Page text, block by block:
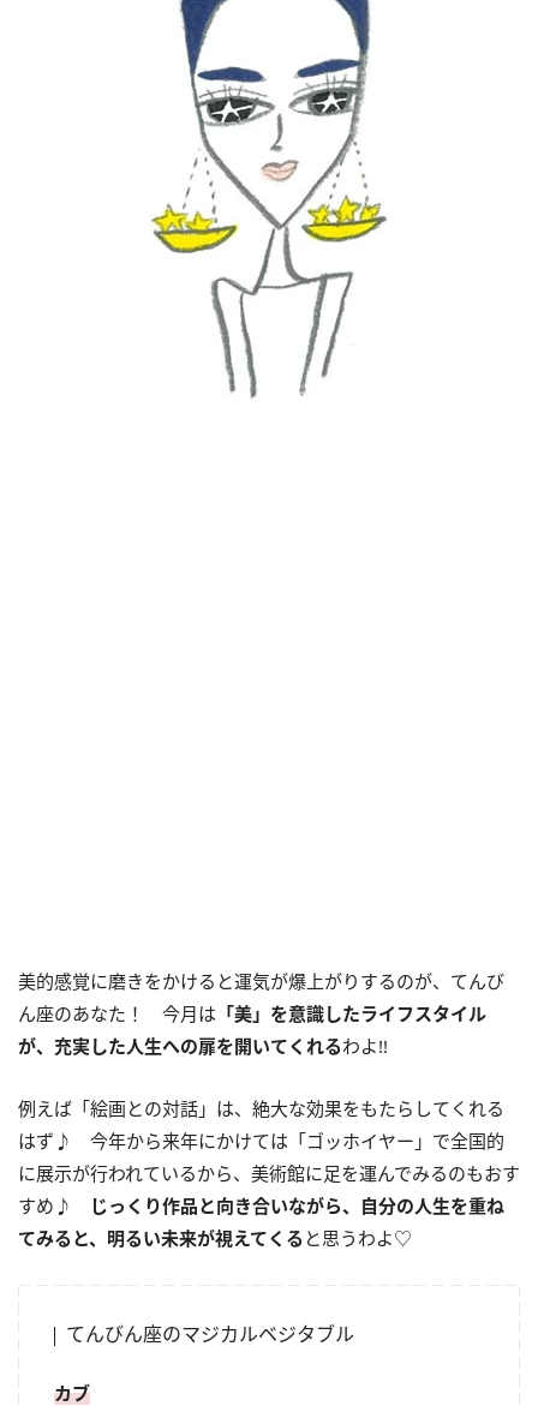
美的感覚に磨きをかけると運気が爆上がりするのが、てんび
ん座のあなた！ 今月は 「美」を意識したライフスタイル
が、 充実した人生への扉を開いてくれるわよ!!
例えば「絵画との対話」は、絶大な効果をもたらしてくれる
はず♪ 今年から来年にかけては「ゴッホイヤー」で全国的
に展示が行われているから、美術館に足を運んでみるのもおす
すめ♪
じっくり作品と向き合いながら、自分の人生を重ね
てみると、明るい未来が視えてくる と思うわよ♡
てんびん座のマジカルベジタブル
カブ